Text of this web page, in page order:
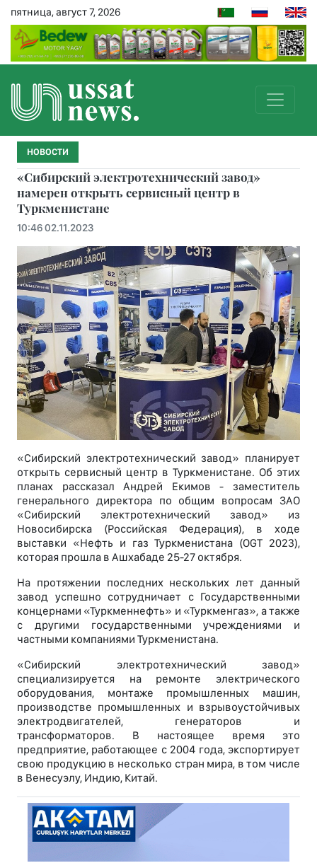
пятница, август 7, 2026
НОВОСТИ
«Сибирский электротехнический завод»
намерен открыть сервисный центр в
Туркменистане
10:46 02.11.2023
«Сибирский электротехнический завод» планирует
открыть сервисный центр в Туркменистане. Об этих
планах рассказал Андрей Екимов - заместитель
генерального директора по общим вопросам ЗАО
«Сибирский электротехнический завод» из
Новосибирска (Российская Федерация), в ходе
выставки «Нефть и газ Туркменистана (OGT 2023),
которая прошла в Ашхабаде 25-27 октября.
На протяжении последних нескольких лет данный
завод успешно сотрудничает с Государственными
концернами «Туркменнефть» и «Туркменгаз», а также
с другими государственными учреждениями и
частными компаниями Туркменистана.
«Сибирский электротехнический завод»
специализируется на ремонте электрического
оборудования, монтаже промышленных машин,
производстве промышленных и взрывоустойчивых
электродвигателей, генераторов и
трансформаторов. В настоящее время это
предприятие, работающее с 2004 года, экспортирует
свою продукцию в несколько стран мира, в том числе
в Венесуэлу, Индию, Китай.